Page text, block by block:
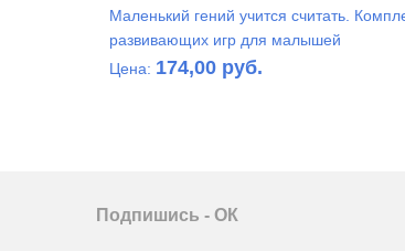
Маленький гений учится считать.
развивающих игр для малышей
Цена: 174,00 руб.
Подпишись - ОК